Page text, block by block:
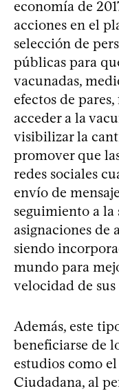
economía de
acciones en el
selección de
públicas para
vacunadas,
efectos de
acceder a la
visibilizar la
promover que
redes sociales
envío de
seguimiento a la
asignaciones de
siendo
mundo para
velocidad de
Además, este
beneficiarse de
estudios como
Ciudadana, al